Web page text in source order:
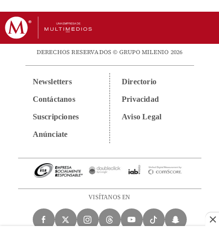
DERECHOS RESERVADOS © GRUPO MILENIO 2026
Newsletters
Contáctanos
Suscripciones
Anúnciate
Directorio
Privacidad
Aviso Legal
VISÍTANOS EN